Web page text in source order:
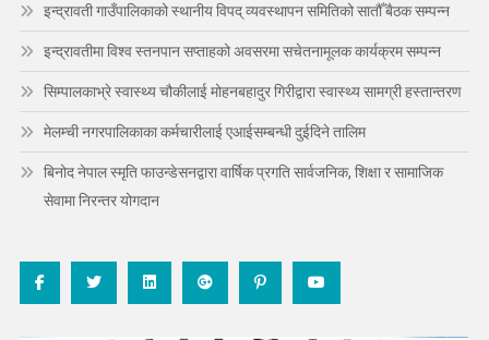
इन्द्रावती गाउँपालिकाको स्थानीय विपद् व्यवस्थापन समितिको सातौँ बैठक सम्पन्न
इन्द्रावतीमा विश्व स्तनपान सप्ताहको अवसरमा सचेतनामूलक कार्यक्रम सम्पन्न
सिम्पालकाभ्रे स्वास्थ्य चौकीलाई मोहनबहादुर गिरीद्वारा स्वास्थ्य सामग्री हस्तान्तरण
मेलम्ची नगरपालिकाका कर्मचारीलाई एआईसम्बन्धी दुईदिने तालिम
बिनोद नेपाल स्मृति फाउन्डेसनद्वारा वार्षिक प्रगति सार्वजनिक, शिक्षा र सामाजिक
सेवामा निरन्तर योगदान